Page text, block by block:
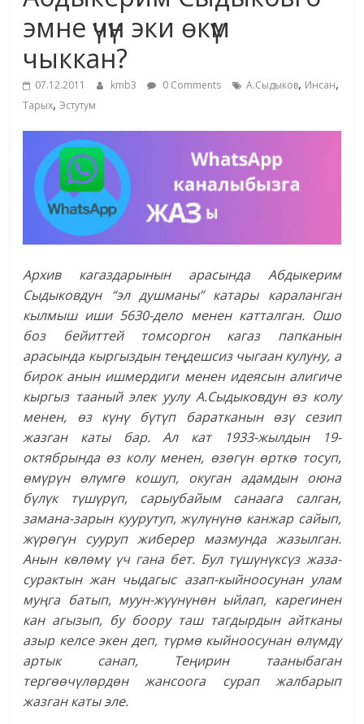
маданияты
жана
адабияты
эмне үчүн эки өкүм
чыккан?
07.12.2011 kmb3 0 Comments А.Сыдыков, Инсан,
Тарых,Эстутум
Архив кагаздарынын арасында Абдыкерим
Сыдыковдун “эл душманы” катары караланган
кылмыш иши 5630-дело менен катталган. Ошо
боз бейиттей томсоргон кагаз папканын
арасында кыргыздын теңдешсиз чыгаан кулуну, а
бирок анын ишмердиги менен идеясын алигиче
кыргыз тааный элек уулу А.Сыдыковдун өз колу
менен, өз күнү бүтүп баратканын өзү сезип
жазган каты бар. Ал кат 1933-жылдын 19-
октябрында өз колу менен, өзөгүн өрткө тосуп,
өмүрүн өлүмгө кошуп, окуган адамдын оюна
бүлүк түшүрүп, сарыубайым санаага салган,
замана-зарын куурутуп, жүлүнүнө канжар сайып,
жүрөгүн сууруп жиберер мазмунда жазылган.
Анын көлөмү үч гана бет. Бул түшүнүксүз жаза-
сурактын жан чыдагыс азап-кыйноосунан улам
муңга батып, муун-жүүнүнөн ыйлап, карегинен
кан агызып, бу боору таш тагдырдын айтканы
азыр келсе экен деп, түрмө кыйноосунан өлүмдү
артык санап, Теңирин тааныбаган
тергөөчүлөрдөн жансоога сурап жалбарып
жазган каты эле.